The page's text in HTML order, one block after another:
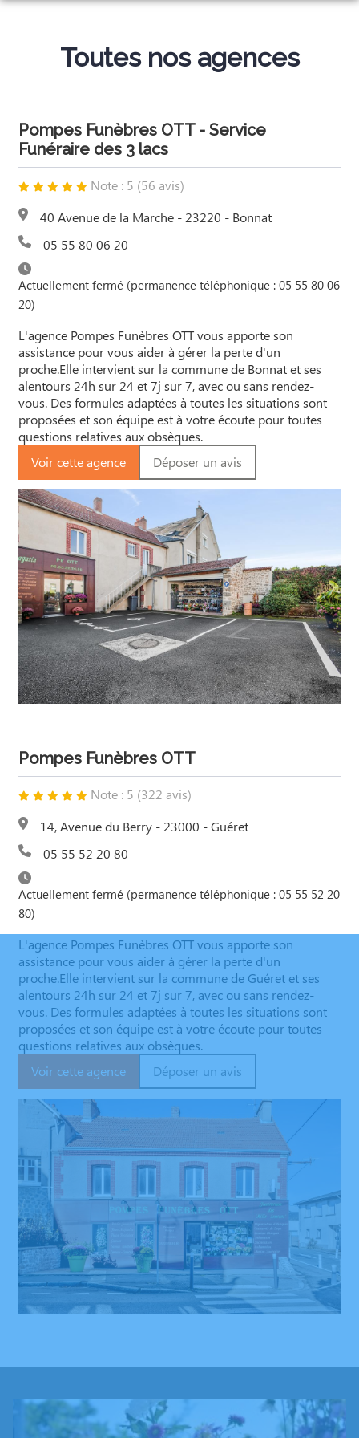
PRÉVOIR SES OBSÈQUES
GUERÉRET
BONNAT
SERVICES AUX FAMILLES
ESPACES HOMMAGES
FUNERARIUM DES MILLE SOURCES
FUNERARIUM DES 3 LACS
Toutes nos agences
Pompes Funèbres OTT - Service
Funéraire des 3 lacs
Note : 5 (56 avis)
40 Avenue de la Marche - 23220 - Bonnat
05 55 80 06 20
Actuellement fermé (permanence téléphonique : 05 55 80 06
20)
L'agence Pompes Funèbres OTT vous apporte son
assistance pour vous aider à gérer la perte d'un
proche.Elle intervient sur la commune de Bonnat et ses
alentours 24h sur 24 et 7j sur 7, avec ou sans rendez-
vous. Des formules adaptées à toutes les situations sont
proposées et son équipe est à votre écoute pour toutes
questions relatives aux obsèques.
Voir cette agence
Déposer un avis
Pompes Funèbres OTT
Note : 5 (322 avis)
14, Avenue du Berry - 23000 - Guéret
05 55 52 20 80
Actuellement fermé (permanence téléphonique : 05 55 52 20
80)
L'agence Pompes Funèbres OTT vous apporte son
assistance pour vous aider à gérer la perte d'un
proche.Elle intervient sur la commune de Guéret et ses
alentours 24h sur 24 et 7j sur 7, avec ou sans rendez-
vous. Des formules adaptées à toutes les situations sont
proposées et son équipe est à votre écoute pour toutes
questions relatives aux obsèques.
Voir cette agence
Déposer un avis